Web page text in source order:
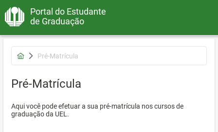
Portal do Estudante
de Graduação
Pré-Matrícula
Pré-Matrícula
Aqui você pode efetuar a sua pré-matrícula nos cursos de
graduação da UEL.